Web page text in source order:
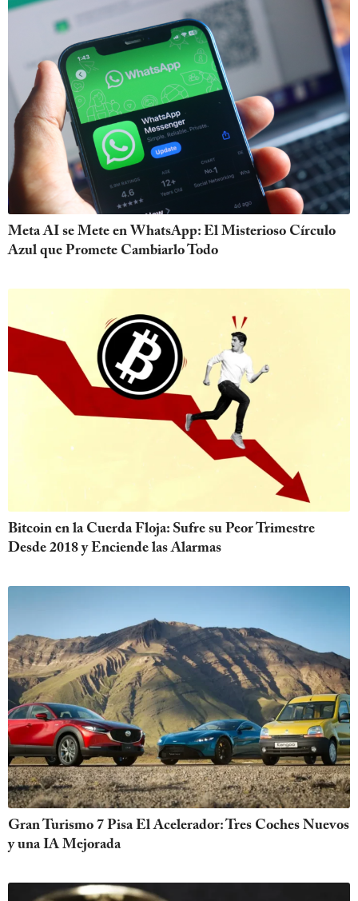
Meta AI se Mete en WhatsApp: El Misterioso Círculo
Azul que Promete Cambiarlo Todo
Bitcoin en la Cuerda Floja: Sufre su Peor Trimestre
Desde 2018 y Enciende las Alarmas
Gran Turismo 7 Pisa El Acelerador: Tres Coches Nuevos
y una IA Mejorada